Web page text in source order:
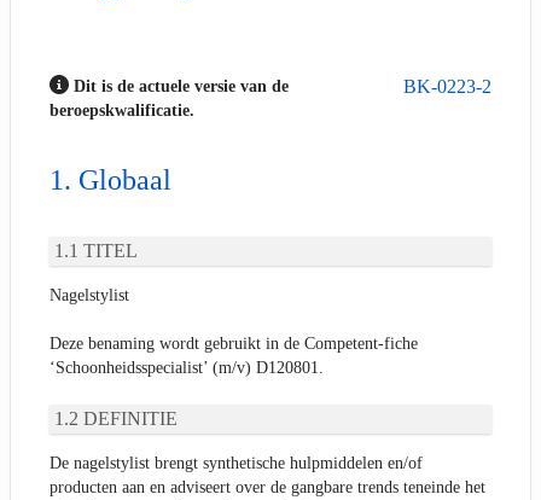
BK-0223-2
Dit is de actuele versie van de
beroepskwalificatie.
Globaal
TITEL
Nagelstylist
Deze benaming wordt gebruikt in de Competent-fiche
‘Schoonheidsspecialist’ (m/v) D120801.
DEFINITIE
De nagelstylist brengt synthetische hulpmiddelen en/of
producten aan en adviseert over de gangbare trends teneinde het